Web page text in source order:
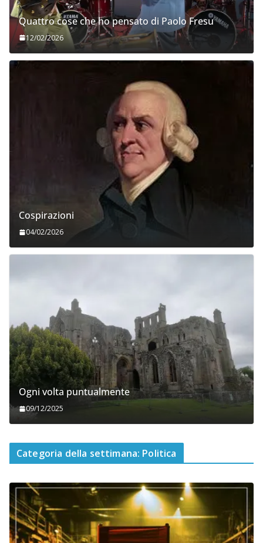
Quattro cose che ho pensato di Paolo Fresu
12/02/2026
Cospirazioni
04/02/2026
Ogni volta puntualmente
09/12/2025
Categoria della settimana: Politica